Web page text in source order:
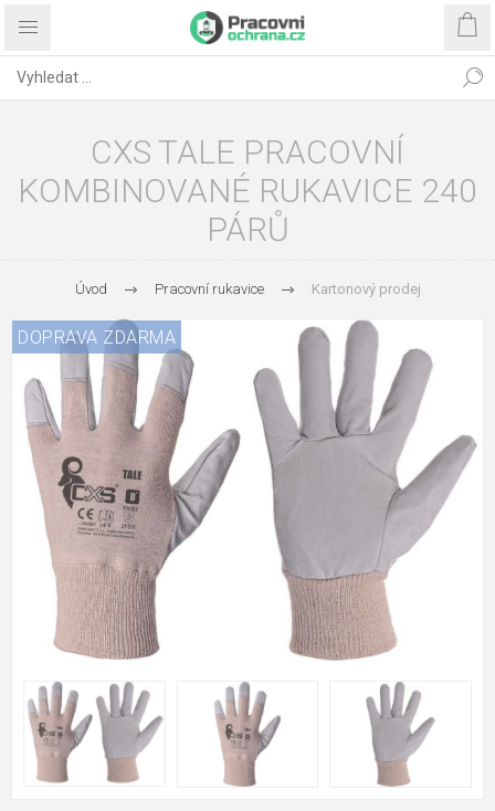
CXS TALE PRACOVNÍ
KOMBINOVANÉ RUKAVICE 240
PÁRŮ
Úvod Pracovní rukavice Kartonový prodej
DOPRAVA ZDARMA